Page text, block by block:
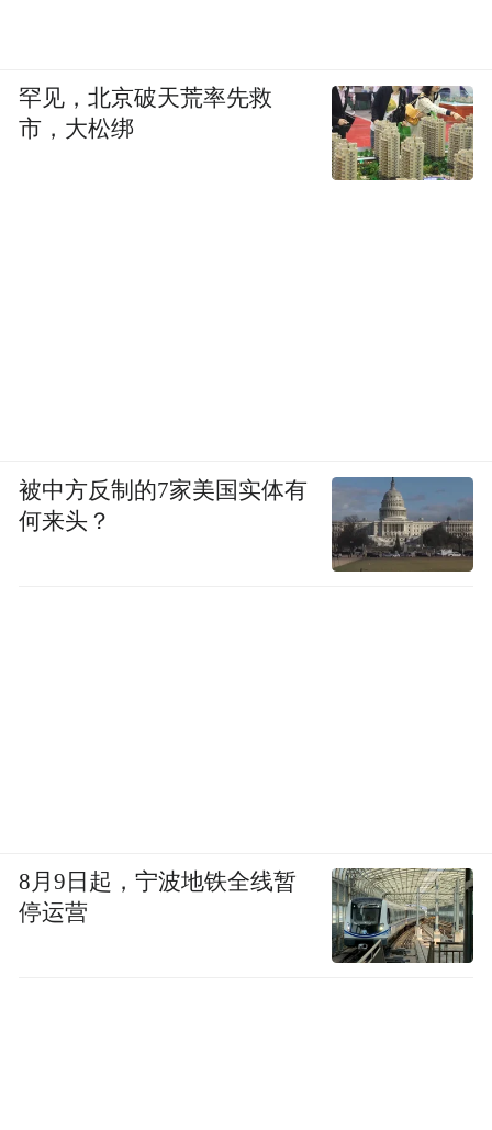
罕见，北京破天荒率先救
市，大松绑
被中方反制的7家美国实体有
何来头？
8月9日起，宁波地铁全线暂
停运营